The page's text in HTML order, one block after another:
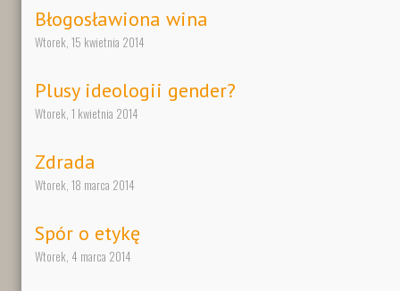
Błogosławiona wina
Wtorek, 15 kwietnia 2014
Plusy ideologii gender?
Wtorek, 1 kwietnia 2014
Zdrada
Wtorek, 18 marca 2014
Spór o etykę
Wtorek, 4 marca 2014